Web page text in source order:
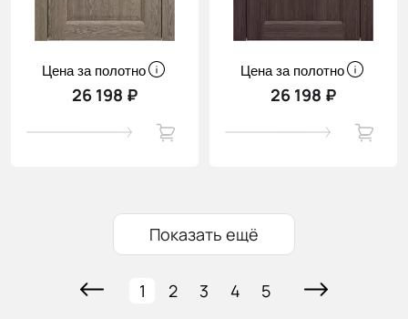
Цена за полотно
26 198 ₽
Цена за полотно
26 198 ₽
Показать ещё
1 2 3 4 5